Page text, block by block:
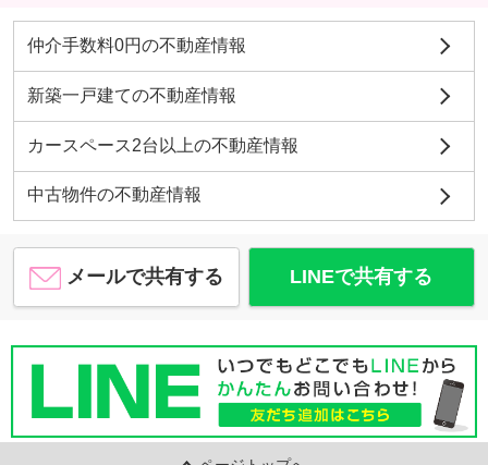
仲介手数料0円の不動産情報
新築一戸建ての不動産情報
カースペース2台以上の不動産情報
中古物件の不動産情報
メールで共有する LINEで共有する